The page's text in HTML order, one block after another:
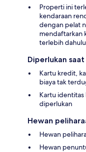
Properti ini
kendaraan
dengan pelat
mendaftarkan
terlebih
Diperlukan
Kartu kredit,
biaya tak
Kartu
diperlukan
Hewan
Hewan
Hewan